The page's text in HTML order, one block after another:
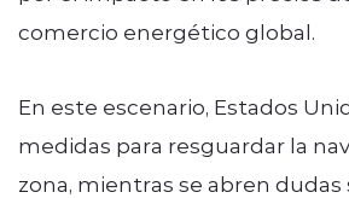
comercio energético global.
En este escenario, Estados
medidas para resguardar la
zona, mientras se abren dudas